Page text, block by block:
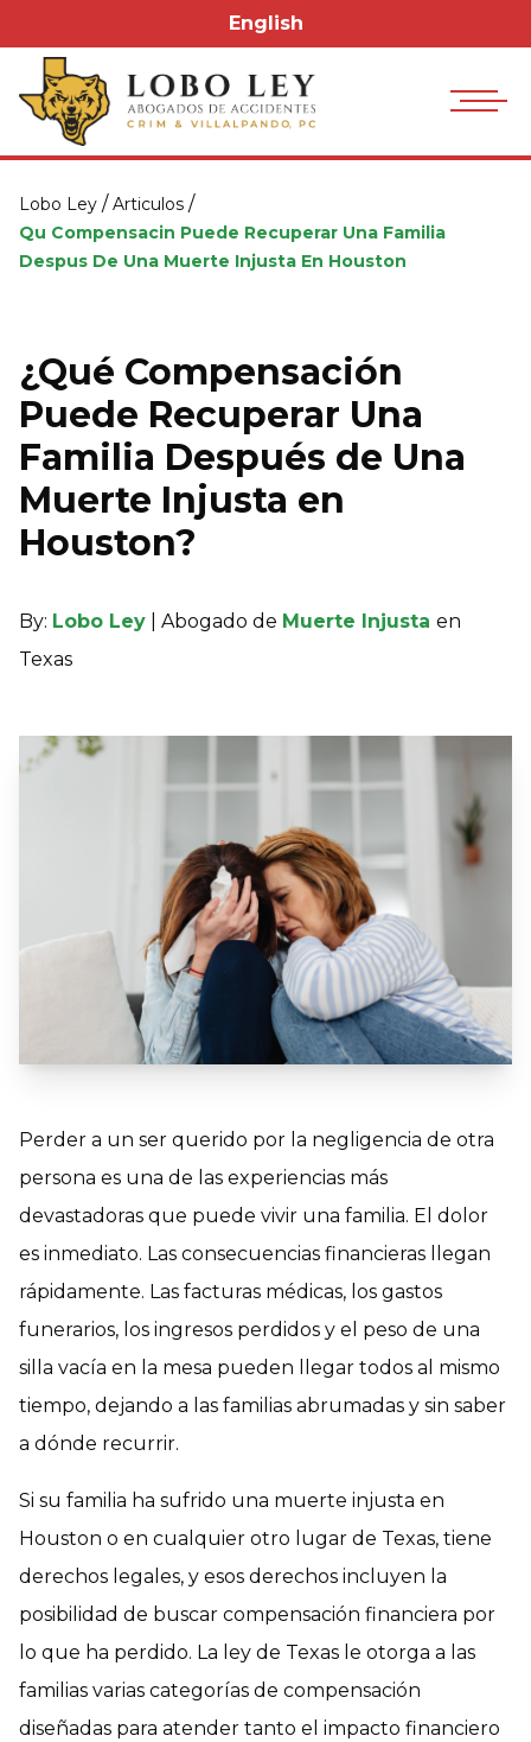
English
Lobo Ley / Articulos /
Qu Compensacin Puede Recuperar Una Familia
Despus De Una Muerte Injusta En Houston
¿Qué Compensación
Puede Recuperar Una
Familia Después de Una
Muerte Injusta en
Houston?
By: Lobo Ley | Abogado de Muerte Injusta en
Texas
Perder a un ser querido por la negligencia de otra
persona es una de las experiencias más
devastadoras que puede vivir una familia. El dolor
es inmediato. Las consecuencias financieras llegan
rápidamente. Las facturas médicas, los gastos
funerarios, los ingresos perdidos y el peso de una
silla vacía en la mesa pueden llegar todos al mismo
tiempo, dejando a las familias abrumadas y sin saber
a dónde recurrir.
Si su familia ha sufrido una muerte injusta en
Houston o en cualquier otro lugar de Texas, tiene
derechos legales, y esos derechos incluyen la
posibilidad de buscar compensación financiera por
lo que ha perdido. La ley de Texas le otorga a las
familias varias categorías de compensación
diseñadas para atender tanto el impacto financiero